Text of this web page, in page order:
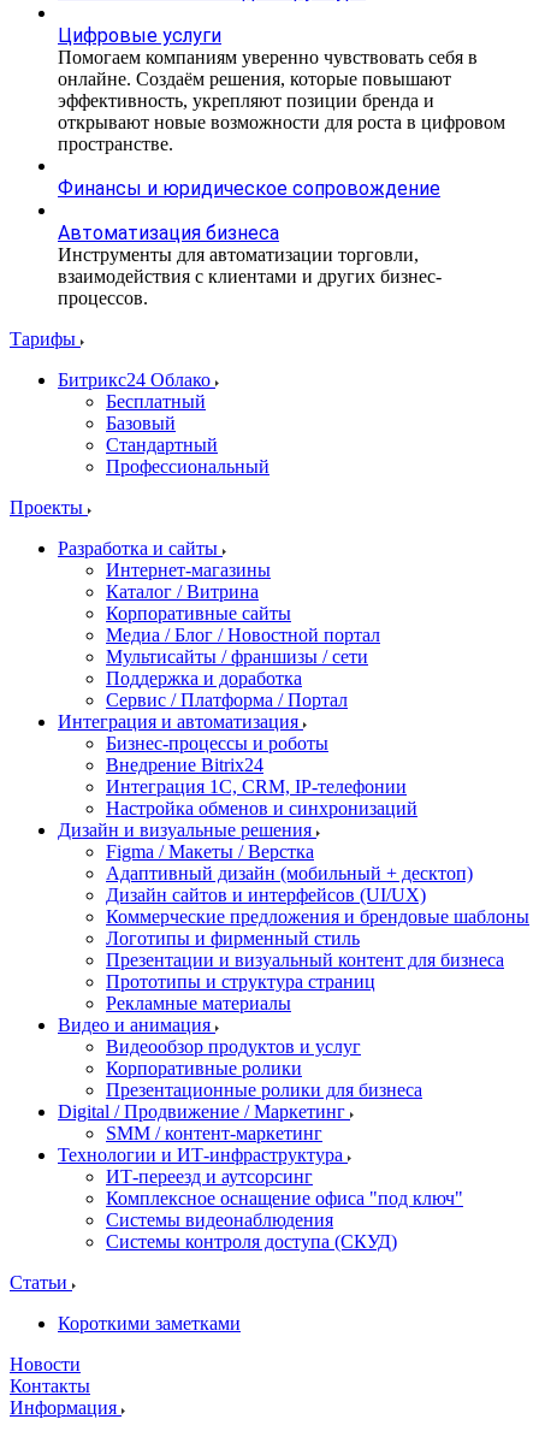
Цифровые услуги
Помогаем компаниям уверенно чувствовать себя в
онлайне. Создаём решения, которые повышают
эффективность, укрепляют позиции бренда и
открывают новые возможности для роста в цифровом
пространстве.
Финансы и юридическое сопровождение
Автоматизация бизнеса
Инструменты для автоматизации торговли,
взаимодействия с клиентами и других бизнес-
процессов.
Тарифы
Битрикс24 Облако
Бесплатный
Базовый
Стандартный
Профессиональный
Проекты
Разработка и сайты
Интернет-магазины
Каталог / Витрина
Корпоративные сайты
Медиа / Блог / Новостной портал
Мультисайты / франшизы / сети
Поддержка и доработка
Сервис / Платформа / Портал
Интеграция и автоматизация
Бизнес-процессы и роботы
Внедрение Bitrix24
Интеграция 1С, CRM, IP-телефонии
Настройка обменов и синхронизаций
Дизайн и визуальные решения
Figma / Макеты / Верстка
Адаптивный дизайн (мобильный + десктоп)
Дизайн сайтов и интерфейсов (UI/UX)
Коммерческие предложения и брендовые шаблоны
Логотипы и фирменный стиль
Презентации и визуальный контент для бизнеса
Прототипы и структура страниц
Рекламные материалы
Видео и анимация
Видеообзор продуктов и услуг
Корпоративные ролики
Презентационные ролики для бизнеса
Digital / Продвижение / Маркетинг
SMM / контент-маркетинг
Технологии и ИТ-инфраструктура
ИТ-переезд и аутсорсинг
Комплексное оснащение офиса "под ключ"
Системы видеонаблюдения
Системы контроля доступа (СКУД)
Статьи
Короткими заметками
Новости
Контакты
Информация